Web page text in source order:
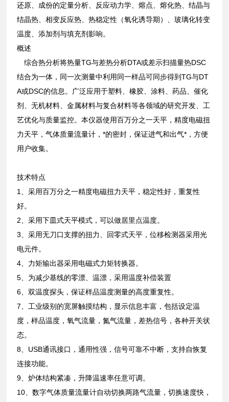
还原、成份的定量分析、反应动力学、熔点、熔化热、结晶与
结晶热、相变反应热、热稳定性（氧化诱导期）、玻璃化转变
温度、添加剂与填充剂影响。
概述
综合热分析将热量TG与差热分析DTA或差示扫描量热DSC
结合为一体，同一次测量中利用同一样品可同步得到TG与DT
A或DSC的信息。广泛应用于塑料、橡胶、涂料、药品、催化
剂、无机材料、金属材料与复合材料等各领域的研究开发、工
艺优化与质量监控。本仪器使用百万分之一天平，精度电磁扭
力天平，气体质量流量计，*的密封，保证进气和出气*，方便
用户收集。
技术特点
1、采用百万分之一精度电磁扭力天平，稳定性好，重复性
好。
2、采用下皿式天平模式，可以做居里点温度。
3、采用无刀口支撑的扭力、回零式天平，位移检测器采用光
电元件。
4、力矩输出器采用电磁式力矩转换器。
5、为减少基线的零漂、温漂，采用温度补偿装置
6、双温度探头，保证样品温度测量的高度重复性。
7、工业级别的宽屏触摸结构，显示信息丰富，包括设定温
度，样品温度，氧气流量，氮气流量，差热信号，各种开关状
态。
8、USB通讯接口，通用性强，信号可靠不中断，支持自恢复
连接功能。
9、炉体结构紧凑，升降温速率任意可调。
10、数字气体质量流量计自动切换两路气流量，切换速度快，